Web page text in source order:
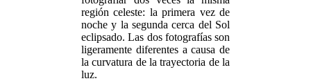
región celeste: la primera vez de
noche y la segunda cerca del Sol
eclipsado. Las dos fotografías son
ligeramente diferentes a causa de
la curvatura de la trayectoria de la
luz.